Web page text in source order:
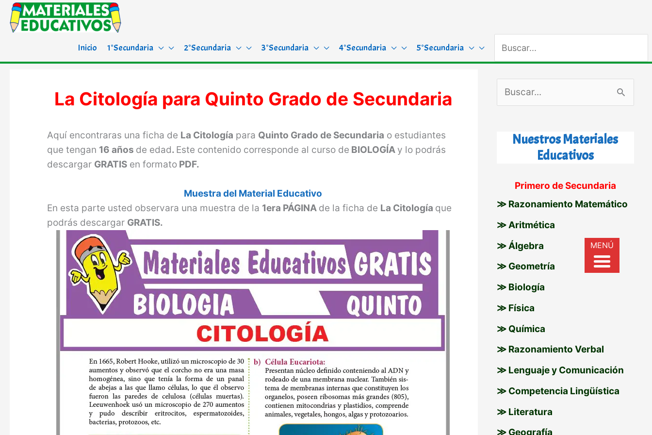
Inicio 1°Secundaria 2°Secundaria 3°Secundaria 4°Secundaria 5°Secundaria
por:
La Citología para Quinto Grado de Secundaria
Aquí encontraras una ficha de La Citología para Quinto Grado de Secundaria o estudiantes
que tengan 16 años de edad. Este contenido corresponde al curso de BIOLOGÍA y lo podrás
descargar GRATIS en formato PDF.
Muestra del Material Educativo
En esta parte usted observara una muestra de la 1era PÁGINA de la ficha de La Citología que
podrás descargar GRATIS.
u
Nuestros Materiales
Educativos
Primero de Secundaria
≫ Razonamiento Matemático
≫ Aritmética
≫ Álgebra
≫ Geometría
≫ Biología
≫ Física
≫ Química
≫ Razonamiento Verbal
≫ Lenguaje y Comunicación
≫ Competencia Lingüística
≫ Literatura
≫ Geografía
MENÚ